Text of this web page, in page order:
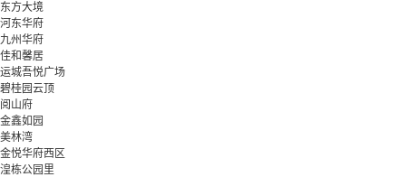
东方大境
河东华府
九州华府
佳和馨居
运城吾悦广场
碧桂园云顶
阅山府
金鑫如园
美林湾
金悦华府西区
湟栋公园里